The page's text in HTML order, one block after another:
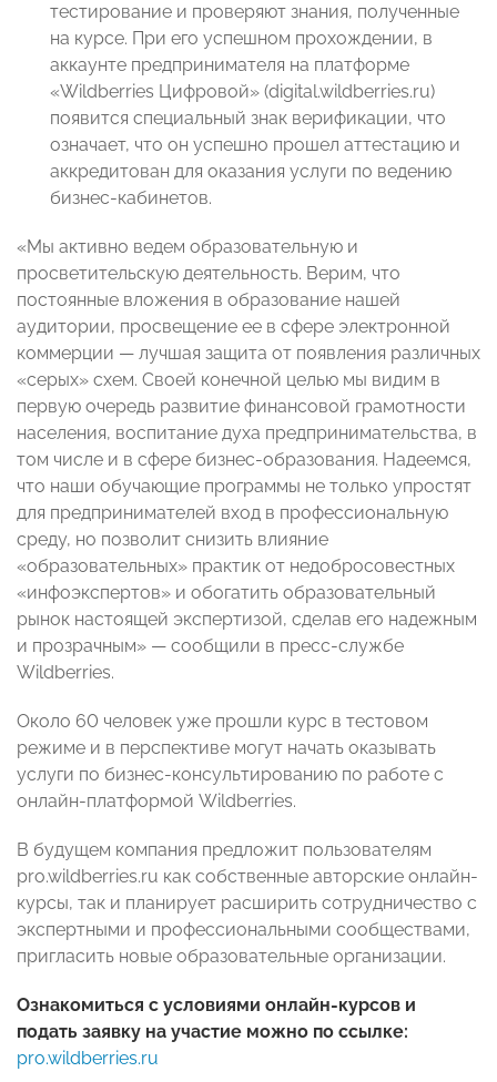
тестирование и проверяют знания, полученные
на курсе. При его успешном прохождении, в
аккаунте предпринимателя на платформе
«Wildberries Цифровой» (digital.wildberries.ru)
появится специальный знак верификации, что
означает, что он успешно прошел аттестацию и
аккредитован для оказания услуги по ведению
бизнес-кабинетов.
«Мы активно ведем образовательную и
просветительскую деятельность. Верим, что
постоянные вложения в образование нашей
аудитории, просвещение ее в сфере электронной
коммерции — лучшая защита от появления различных
«серых» схем. Своей конечной целью мы видим в
первую очередь развитие финансовой грамотности
населения, воспитание духа предпринимательства, в
том числе и в сфере бизнес-образования. Надеемся,
что наши обучающие программы не только упростят
для предпринимателей вход в профессиональную
среду, но позволит снизить влияние
«образовательных» практик от недобросовестных
«инфоэкспертов» и обогатить образовательный
рынок настоящей экспертизой, сделав его надежным
и прозрачным» — сообщили в пресс-службе
Wildberries.
Около 60 человек уже прошли курс в тестовом
режиме и в перспективе могут начать оказывать
услуги по бизнес-консультированию по работе с
онлайн-платформой Wildberries.
В будущем компания предложит пользователям
pro.wildberries.ru как собственные авторские онлайн-
курсы, так и планирует расширить сотрудничество с
экспертными и профессиональными сообществами,
пригласить новые образовательные организации.
Ознакомиться с условиями онлайн-курсов и
подать заявку на участие можно по ссылке:
pro.wildberries.ru